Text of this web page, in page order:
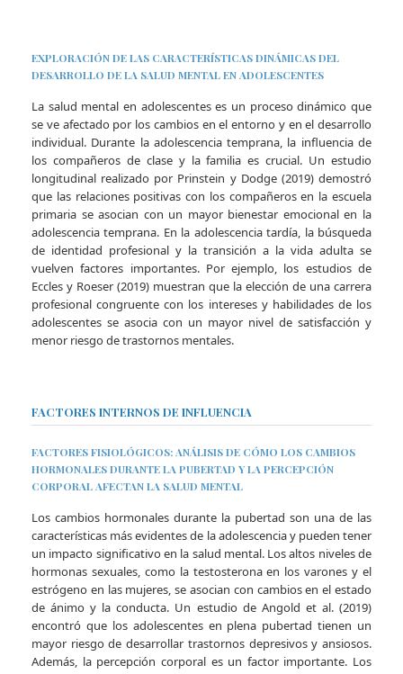
EXPLORACIÓN DE LAS CARACTERÍSTICAS DINÁMICAS DEL
DESARROLLO DE LA SALUD MENTAL EN ADOLESCENTES
La salud mental en adolescentes es un proceso dinámico que
se ve afectado por los cambios en el entorno y en el desarrollo
individual. Durante la adolescencia temprana, la influencia de
los compañeros de clase y la familia es crucial. Un estudio
longitudinal realizado por Prinstein y Dodge (2019) demostró
que las relaciones positivas con los compañeros en la escuela
primaria se asocian con un mayor bienestar emocional en la
adolescencia temprana. En la adolescencia tardía, la búsqueda
de identidad profesional y la transición a la vida adulta se
vuelven factores importantes. Por ejemplo, los estudios de
Eccles y Roeser (2019) muestran que la elección de una carrera
profesional congruente con los intereses y habilidades de los
adolescentes se asocia con un mayor nivel de satisfacción y
menor riesgo de trastornos mentales.
FACTORES INTERNOS DE INFLUENCIA
FACTORES FISIOLÓGICOS: ANÁLISIS DE CÓMO LOS CAMBIOS
HORMONALES DURANTE LA PUBERTAD Y LA PERCEPCIÓN
CORPORAL AFECTAN LA SALUD MENTAL
Los cambios hormonales durante la pubertad son una de las
características más evidentes de la adolescencia y pueden tener
un impacto significativo en la salud mental. Los altos niveles de
hormonas sexuales, como la testosterona en los varones y el
estrógeno en las mujeres, se asocian con cambios en el estado
de ánimo y la conducta. Un estudio de Angold et al. (2019)
encontró que los adolescentes en plena pubertad tienen un
mayor riesgo de desarrollar trastornos depresivos y ansiosos.
Además, la percepción corporal es un factor importante. Los